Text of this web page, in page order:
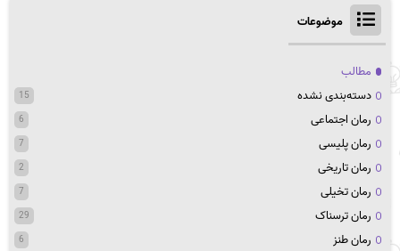
موضوعات
مطالب
دسته‌بندی نشده
15
رمان اجتماعی 6
رمان پلیسی 7
رمان تاریخی 2
رمان تخیلی 7
رمان ترسناک 29
رمان طنز 6